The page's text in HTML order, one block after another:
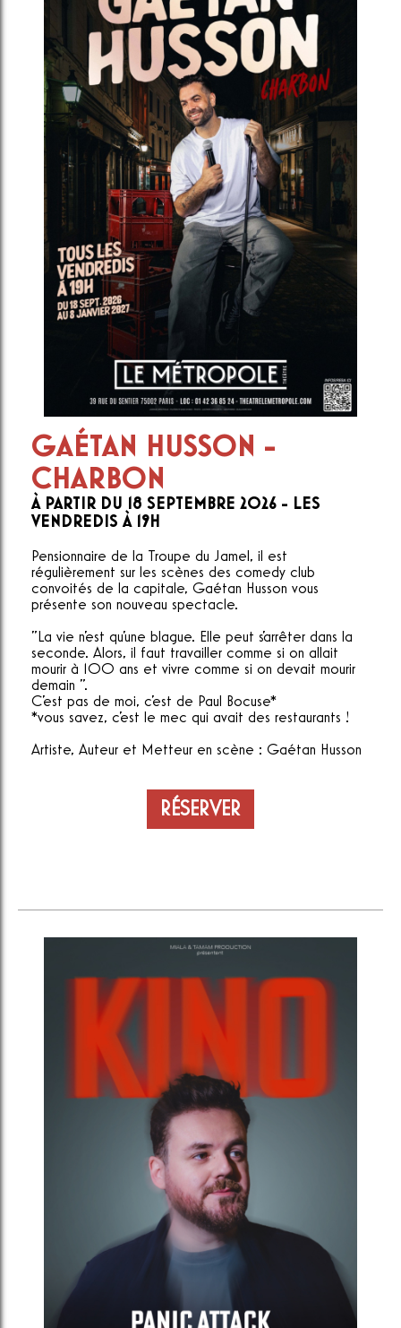
GAÉTAN HUSSON -
CHARBON
À PARTIR DU 18 SEPTEMBRE 2026 - LES
VENDREDIS À 19H
Pensionnaire de la Troupe du Jamel, il est
régulièrement sur les scènes des comedy club
convoités de la capitale, Gaétan Husson vous
présente son nouveau spectacle.
"La vie n'est qu'une blague. Elle peut s'arrêter dans la
seconde. Alors, il faut travailler comme si on allait
mourir à 100 ans et vivre comme si on devait mourir
demain ".
C'est pas de moi, c'est de Paul Bocuse*
*vous savez, c'est le mec qui avait des restaurants !
Artiste, Auteur et Metteur en scène : Gaétan Husson
RÉSERVER